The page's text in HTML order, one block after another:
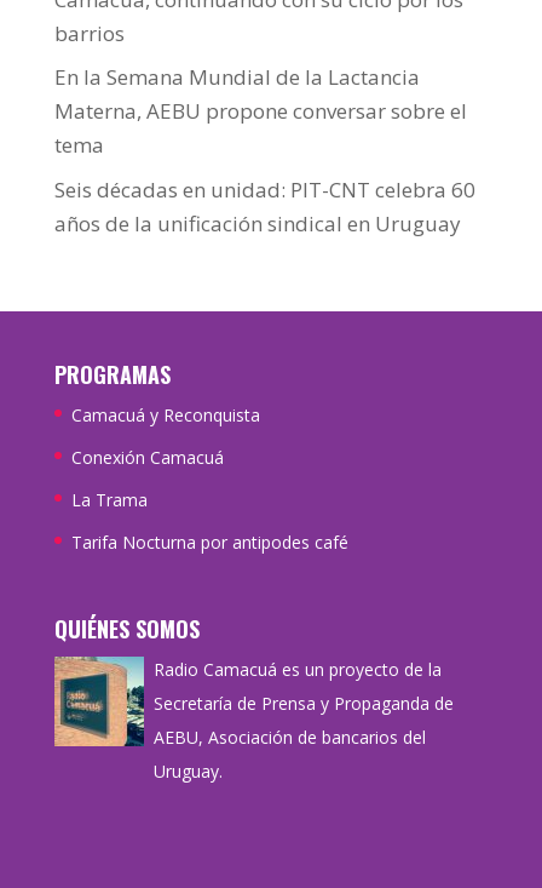
barrios
En la Semana Mundial de la Lactancia
Materna, AEBU propone conversar sobre el
tema
Seis décadas en unidad: PIT-CNT celebra 60
años de la unificación sindical en Uruguay
PROGRAMAS
Camacuá y Reconquista
Conexión Camacuá
La Trama
Tarifa Nocturna por antipodes café
QUIÉNES SOMOS
Radio Camacuá es un proyecto de la
Secretaría de Prensa y Propaganda de
AEBU, Asociación de bancarios del
Uruguay.